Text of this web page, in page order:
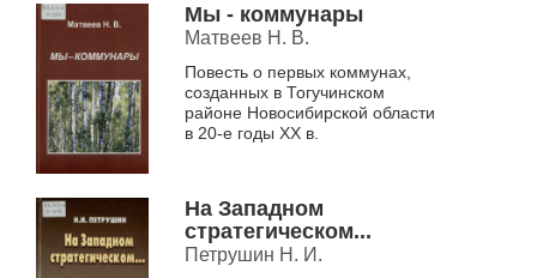
Мы - коммунары
Матвеев Н. В.
Повесть о первых коммунах,
созданных в Тогучинском
районе Новосибирской области
в 20-е годы XX в.
На Западном
стратегическом...
Петрушин Н. И.